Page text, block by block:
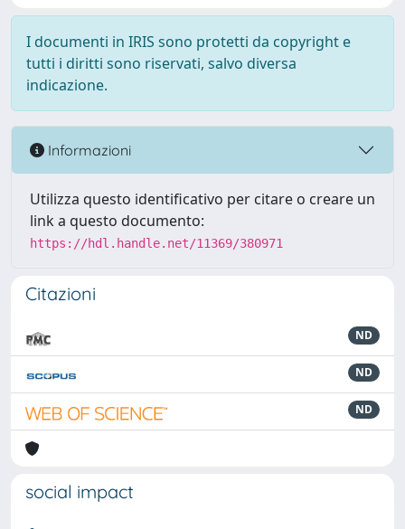
I documenti in IRIS sono protetti da copyright e
tutti i diritti sono riservati, salvo diversa
indicazione.
Informazioni
Utilizza questo identificativo per citare o creare un
link a questo documento:
https://hdl.handle.net/11369/380971
Citazioni
ND
ND
ND
social impact